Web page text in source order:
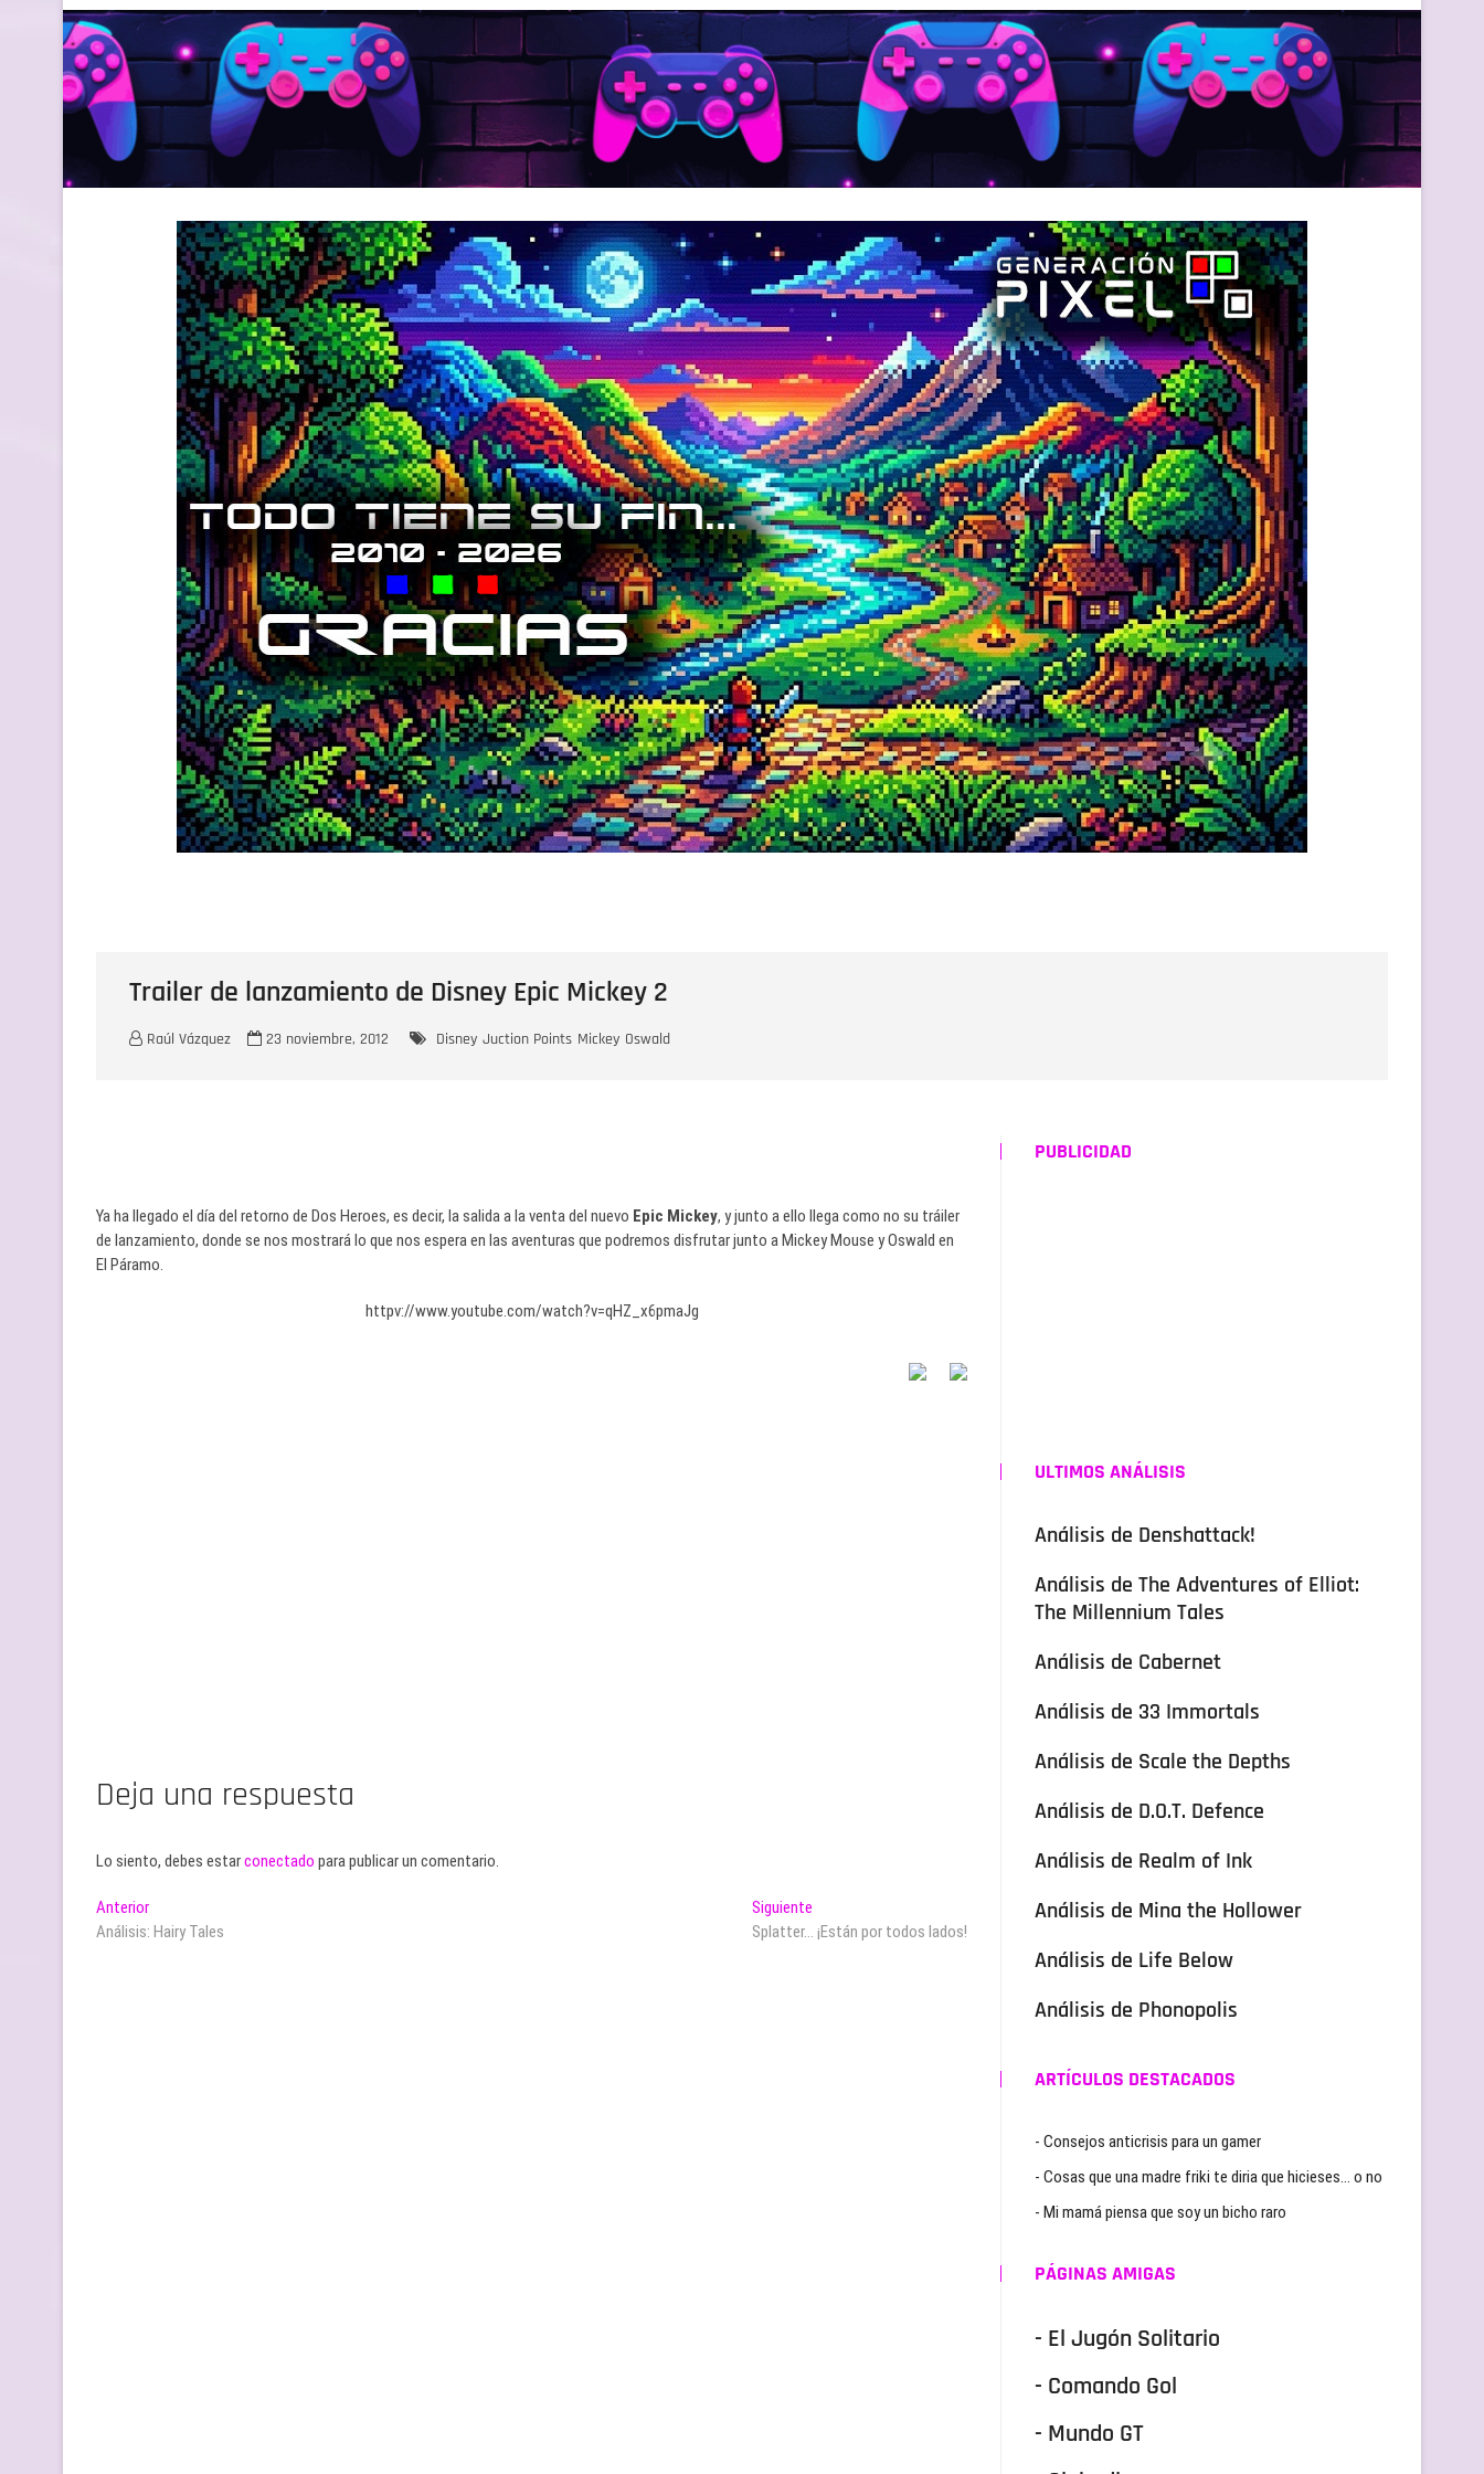
Trailer de lanzamiento de Disney Epic Mickey 2
Raúl Vázquez 23 noviembre, 2012 Disney Juction Points Mickey Oswald
Ya ha llegado el día del retorno de Dos Heroes, es decir, la salida a la venta del nuevo Epic Mickey, y junto a ello llega como no su tráiler
de lanzamiento, donde se nos mostrará lo que nos espera en las aventuras que podremos disfrutar junto a Mickey Mouse y Oswald en
El Páramo.
httpv://www.youtube.com/watch?v=qHZ_x6pmaJg
Deja una respuesta
Lo siento, debes estarconectado para publicar un comentario.
Navegación
de
AnteriorEntrada
anterior:
Análisis: Hairy Tales
Siguiente
siguiente:
Splatter… ¡Están por todos lados!
PUBLICIDAD
ULTIMOS ANÁLISIS
Análisis de Denshattack!
Análisis de The Adventures of Elliot:
The Millennium Tales
Análisis de Cabernet
Análisis de 33 Immortals
Análisis de Scale the Depths
Análisis de D.O.T. Defence
Análisis de Realm of Ink
Análisis de Mina the Hollower
Análisis de Life Below
Análisis de Phonopolis
ARTÍCULOS DESTACADOS
- Consejos anticrisis para un gamer
- Cosas que una madre friki te diria que hicieses… o no
- Mi mamá piensa que soy un bicho raro
PÁGINAS AMIGAS
- El Jugón Solitario
- Comando Gol
- Mundo GT